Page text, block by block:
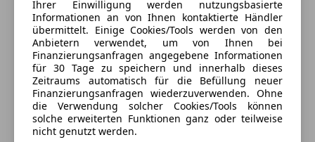
Spurverlassenswarnung
Multimedia:
DAB Tuner
Navigationssystem
Sicherheit:
Antischlupf
Beifahrerairbag
Berganfahrassistent
Anbieter kontaktieren
Deine Nachricht
Ihrer Einwilligung werden nutzungsbasierte
Informationen an von Ihnen kontaktierte Händler
übermittelt. Einige Cookies/Tools werden von den
Anbietern verwendet, um von Ihnen bei
Finanzierungsanfragen angegebene Informationen
für 30 Tage zu speichern und innerhalb dieses
Zeitraums automatisch für die Befüllung neuer
Finanzierungsanfragen wiederzuverwenden. Ohne
die Verwendung solcher Cookies/Tools können
solche erweiterten Funktionen ganz oder teilweise
nicht genutzt werden.